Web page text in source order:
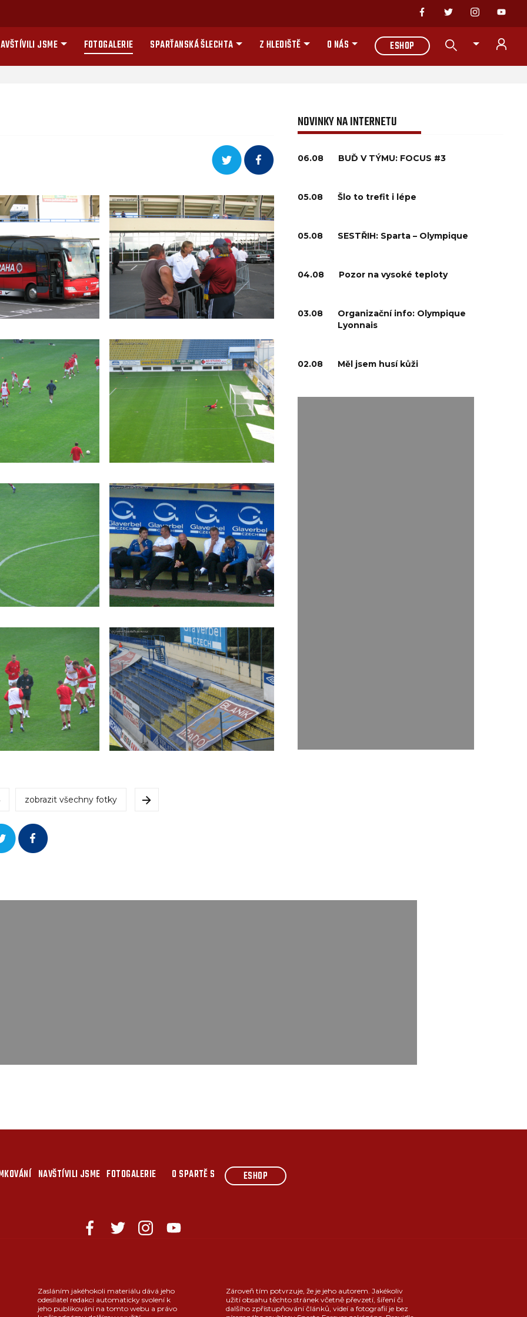
JSME FOTOGALERIE SPARŤANSKÁ ŠLECHTA Z HLEDIŠTĚ O NÁS ESHOP
zobrazit všechny fotky
NOVINKY NA INTERNETU
06.08 BUĎ V TÝMU: FOCUS #3
05.08 Šlo to trefit i lépe
05.08 SESTŘIH: Sparta – Olympique
04.08 Pozor na vysoké teploty
03.08
Organizační info: Olympique
Lyonnais
02.08 Měl jsem husí kůži
NAVŠTÍVILI JSME FOTOGALERIE O SPARTĚ S ESHOP
Zasláním jakéhokoli materiálu dává jeho
odesílatel redakci automaticky svolení k
jeho publikování na tomto webu a právo
Zároveň tím potvrzuje, že je jeho autorem. Jakékoliv
užití obsahu těchto stránek včetně převzetí, šíření či
dalšího zpřístupňování článků, videí a fotografií je bez